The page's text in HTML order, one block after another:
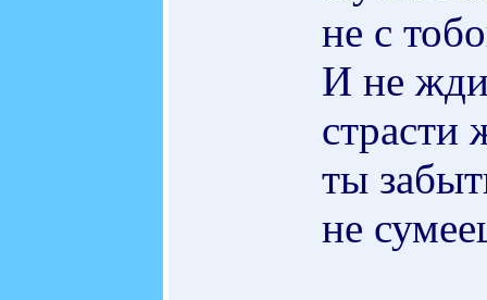
не с
И не
страсти
ты
не